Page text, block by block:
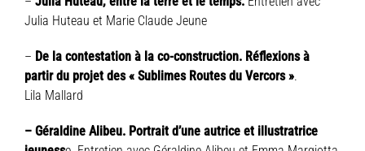
Julia Huteau et Marie Claude Jeune
– De la contestation à la co-construction. Réflexions à
partir du projet des « Sublimes Routes du Vercors ».
Lila Mallard
– Géraldine Alibeu. Portrait d’une autrice et illustratrice